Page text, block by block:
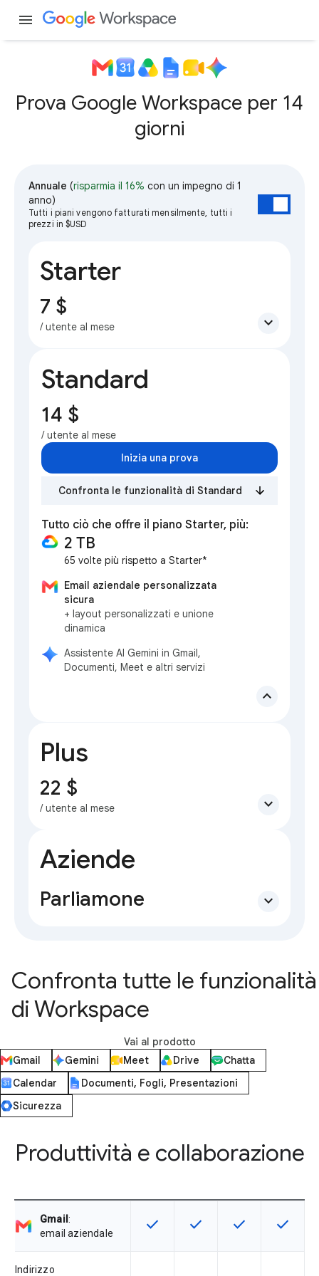
menu
Prova Google Workspace per 14
giorni
Annuale (risparmia il 16% con un impegno di 1
anno)
Tutti i piani vengono fatturati mensilmente, tutti i
prezzi in $USD
Starter
7 $
/ utente al mese expand_more
Standard
14 $
/ utente al mese
Inizia una prova
Confronta le funzionalità di Standard
Tutto ciò che offre il piano Starter, più:
2 TB
65 volte più rispetto a Starter*
Email aziendale personalizzata
sicura
+ layout personalizzati e unione
dinamica
Assistente AI Gemini in Gmail,
Documenti, Meet e altri servizi
expand_less
Plus
22 $
/ utente al mese expand_more
Aziende
Parliamone expand_more
Confronta tutte le funzionalità
di Workspace
Vai al prodotto
Gmail
Gemini Meet Drive
Chatta
Calendar
Documenti, Fogli, Presentazioni
Sicurezza
Produttività e collaborazione
Gmail :
email aziendale
Questa funzionalità è disponibile
check Questa funzionalità è
check Questa
check Questa
check
Indirizzo